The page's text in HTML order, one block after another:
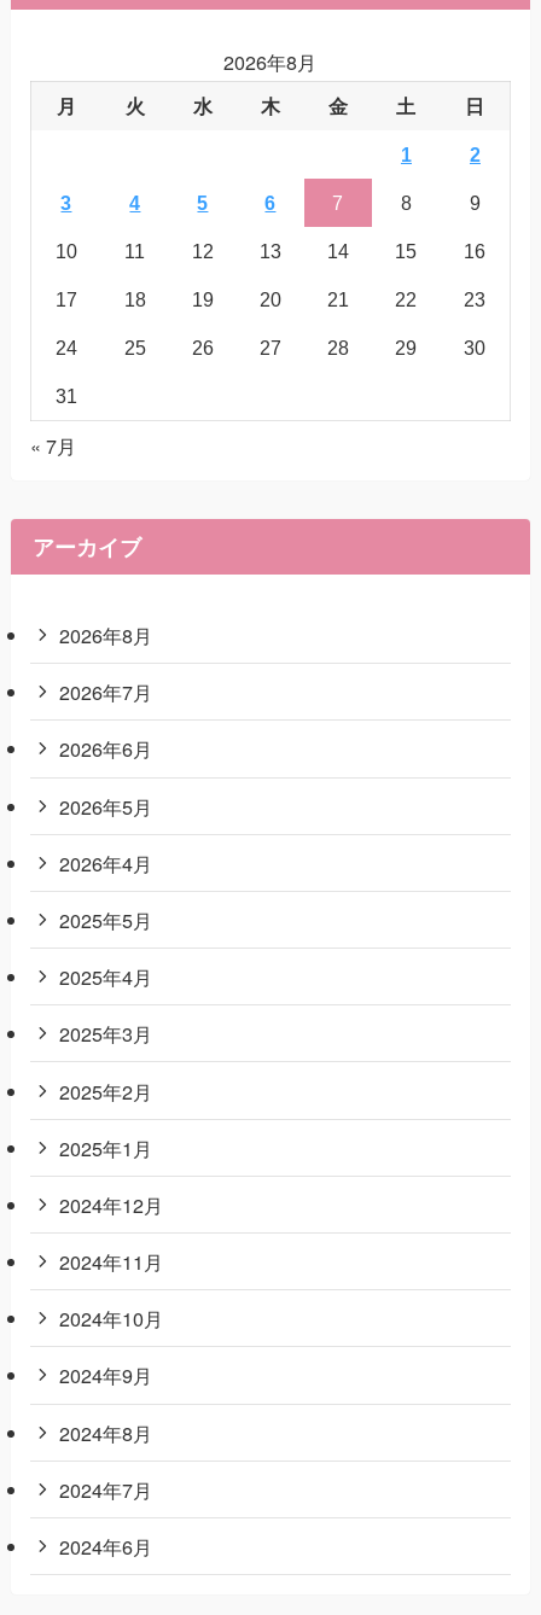
2026年8月
月 火 水 木 金 土 日
1 2
3 4 5 6 7 8 9
10 11 12 13 14 15 16
17 18 19 20 21 22 23
24 25 26 27 28 29 30
31
« 7月
アーカイブ
2026年8月
2026年7月
2026年6月
2026年5月
2026年4月
2025年5月
2025年4月
2025年3月
2025年2月
2025年1月
2024年12月
2024年11月
2024年10月
2024年9月
2024年8月
2024年7月
2024年6月